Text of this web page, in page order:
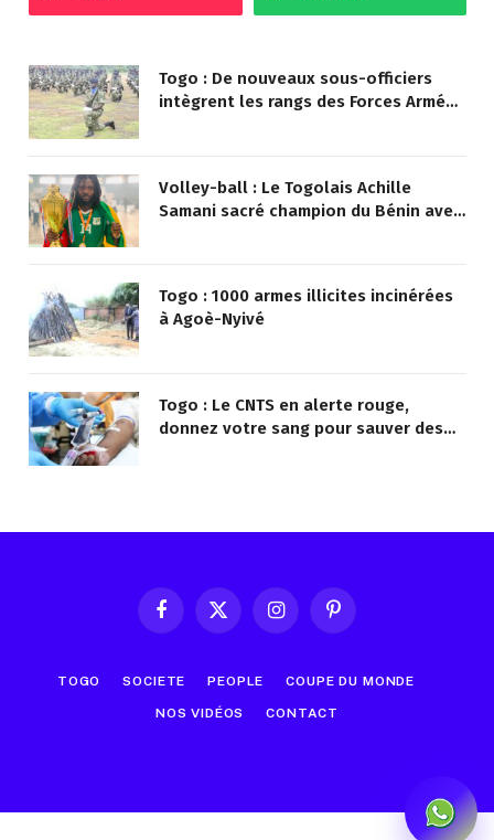
Togo : De nouveaux sous-officiers
intègrent les rangs des Forces Armées
Volley-ball : Le Togolais Achille
Samani sacré champion du Bénin avec
Togo : 1000 armes illicites incinérées
à Agoè-Nyivé
Togo : Le CNTS en alerte rouge,
donnez votre sang pour sauver des
FacebookX
InstagramPinterest
TOGO SOCIETE PEOPLE COUPE DU MONDE
NOS VIDÉOS CONTACT